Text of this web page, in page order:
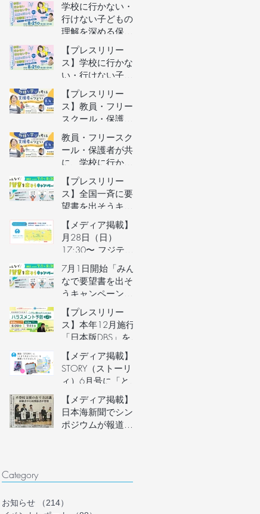
学校に行かない・
行けない子どもの
理解を深める保護
者向けオンライン
イベントの参加者
を募集します（長
【プレスリリー
ス】学校に行かな
い・行けない子ど
もの理解を深める
保護者向けオンラ
インイベントを開
【プレスリリー
ス】教員・フリー
スクール・保護者
が共に、学校に行
かない・行けない
子どもの気持ちを
ンイベントを開催
教員・フリースク
ール・保護者が共
に、学校に行かな
い・行けない子ど
もの気持ちを理解
するオンラインイ
募集します（長野
県主催）
【プレスリリー
ス】全国一斉に要
望書を出そうキャ
ンペーン／自治体
予算要望支援AIの
利用権つき！／不
制度づくりへ
【メディア掲載】6
月28日（日）
17:30〜 フジテレ
ビ「イット！」で
街のとまり木が紹
介されました！
7月1日開始「みん
なで要望書を出そ
うキャンペーン」
のご案内&7月3日
説明会開催
【プレスリリー
ス】本年12月施行
「日本版DBS」を見
据え、フリースク
ール運営者など子
どもに関わる大人
メント予防講座」
を6月20日(土)にオ
ンライン開催。フ
【メディア掲載】
STORY（ストーリ
ィ）6月号に「とま
り木オンライン」
を掲載いただきま
した！
【メディア掲載】
日本海新聞でシン
ポジウムが報道さ
Category
お知らせ （214）